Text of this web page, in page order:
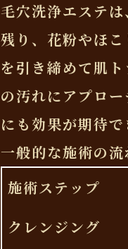
毛穴洗浄エステ
残り、花粉やほ
を引き締めて肌
の汚れにアプロ
にも効果が期待で
一般的な施術の流
施術ステップ
クレンジング